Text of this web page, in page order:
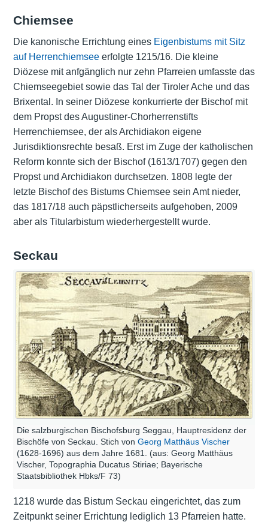
Chiemsee
Die kanonische Errichtung eines Eigenbistums mit Sitz
auf Herrenchiemseeerfolgte 1215/16. Die kleine
Diözese mit anfgänglich nur zehn Pfarreien umfasste das
Chiemseegebiet sowie das Tal der Tiroler Ache und das
Brixental. In seiner Diözese konkurrierte der Bischof mit
dem Propst des Augustiner-Chorherrenstifts
Herrenchiemsee, der als Archidiakon eigene
Jurisdiktionsrechte besaß. Erst im Zuge der katholischen
Reform konnte sich der Bischof (1613/1707) gegen den
Propst und Archidiakon durchsetzen. 1808 legte der
letzte Bischof des Bistums Chiemsee sein Amt nieder,
das 1817/18 auch päpstlicherseits aufgehoben, 2009
aber als Titularbistum wiederhergestellt wurde.
Seckau
Die salzburgischen Bischofsburg Seggau, Hauptresidenz der
Bischöfe von Seckau. Stich von Georg Matthäus Vischer
(1628-1696) aus dem Jahre 1681. (aus: Georg Matthäus
Vischer, Topographia Ducatus Stiriae; Bayerische
Staatsbibliothek Hbks/F 73)
1218 wurde das Bistum Seckau eingerichtet, das zum
Zeitpunkt seiner Errichtung lediglich 13 Pfarreien hatte.